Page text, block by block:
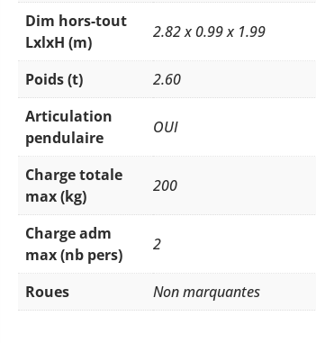
Dim hors-tout
LxlxH (m)
2.82 x 0.99 x 1.99
Poids (t)
2.60
Articulation
pendulaire
OUI
Charge totale
max (kg)
200
Charge adm
max (nb pers)
2
Roues Non marquantes